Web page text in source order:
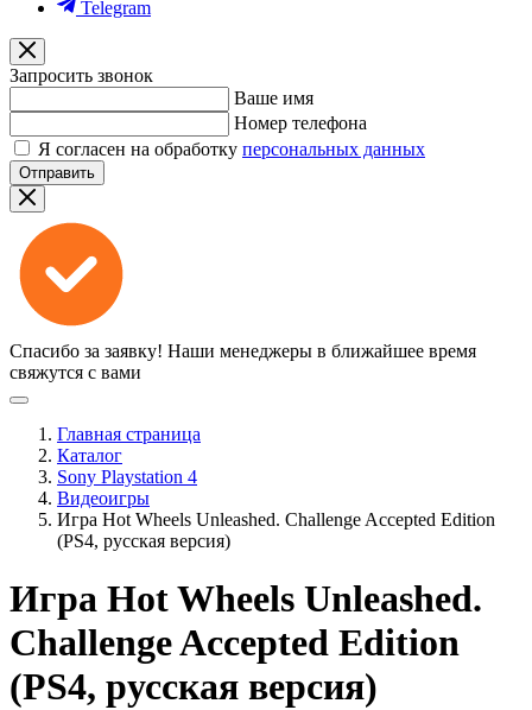
Telegram
Запросить звонок
Ваше имя
Номер телефона
Я согласен на обработку персональных данных
Отправить
Спасибо за заявку! Наши менеджеры в ближайшее время
свяжутся с вами
Главная страница
Каталог
Sony Playstation 4
Видеоигры
Игра Hot Wheels Unleashed. Challenge Accepted Edition
(PS4, русская версия)
Игра Hot Wheels Unleashed.
Challenge Accepted Edition
(PS4, русская версия)